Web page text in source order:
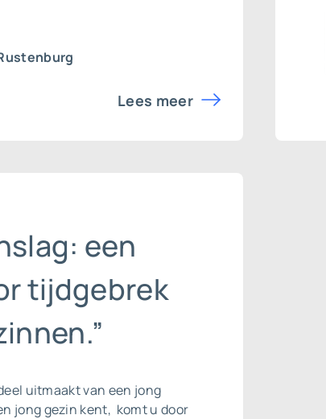
Lees meer
een
tijdgebrek
uitmaakt van een jong
jong gezin kent, komt u door